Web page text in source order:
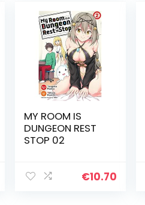
MY ROOM IS
DUNGEON REST
STOP 02
€10.70